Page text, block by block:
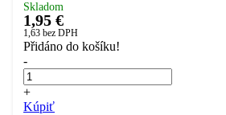
Skladom
1,95 €
1,63 bez DPH
Přidáno do košíku!
-
+
Kúpiť